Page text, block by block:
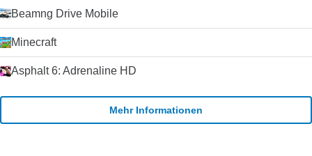
Beamng Drive Mobile
Minecraft
Asphalt 6: Adrenaline HD
Mehr Informationen